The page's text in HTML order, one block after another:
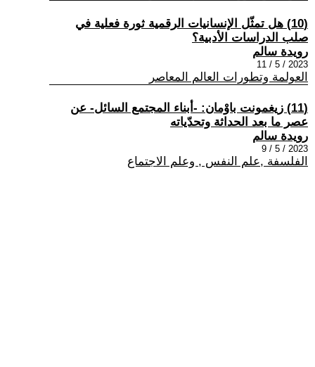
(10) هل تمثّل الإنسانيات الرقمية ثورة فعلية في
صلب الدراسات الأدبية؟
رويدة سالم
2023 / 5 / 11
العولمة وتطورات العالم المعاصر
(11) زيغمونت باوْمان: -أبناء المجتمع السائل- عن
عصر ما بعد الحداثة وتحدّياته
رويدة سالم
2023 / 5 / 9
الفلسفة ,علم النفس , وعلم الاجتماع